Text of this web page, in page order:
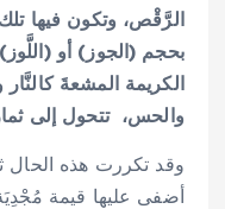
الرَّقْص، وتكون فيها تلك
بحجم (الجوز) أو
الكريمة المشعةَ كالنَّار
والحس، تتحول إلى
وقد تكررت هذه الحال
أضفى عليها قيمة